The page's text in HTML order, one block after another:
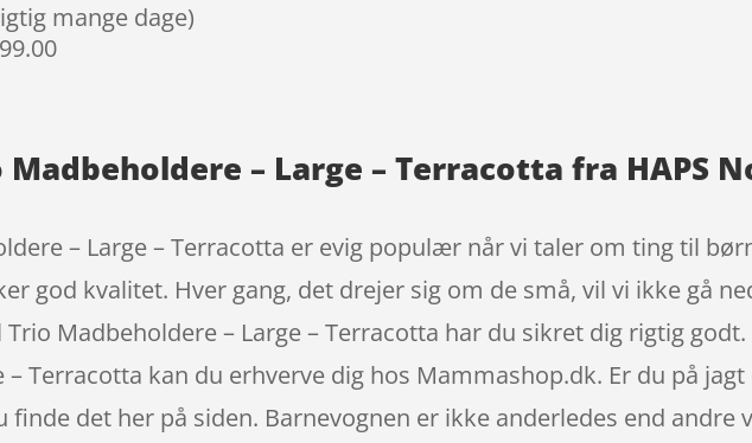
mange dage)
– Large – Terracotta fra HAPS
– Large – Terracotta er evig populær når vi taler om ting til
god kvalitet. Hver gang, det drejer sig om de små, vil vi ikke gå
Madbeholdere – Large – Terracotta har du sikret dig rigtig
– Terracotta kan du erhverve dig hos Mammashop.dk. Er du på
finde det her på siden. Barnevognen er ikke anderledes end andre